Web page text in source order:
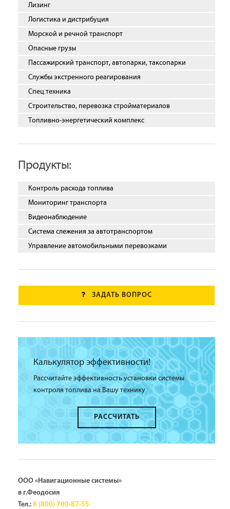
Лизинг
Логистика и дистрибуция
Морской и речной транспорт
Опасные грузы
Пассажирский транспорт, автопарки, таксопарки
Службы экстренного реагирования
Спец.техника
Строительство, перевозка стройматериалов
Топливно-энергетический комплекс
Продукты:
Контроль расхода топлива
Мониторинг транспорта
Видеонаблюдение
Система слежения за автотранспортом
Управление автомобильными перевозками
ЗАДАТЬ ВОПРОС
Калькулятор эффективности!
Рассчитайте эффективность установки системы
контроля топлива на Вашу технику.
РАССЧИТАТЬ
ООО «Навигационные системы»
в г.Феодосия
Тел.: 8 (800) 700-87-55